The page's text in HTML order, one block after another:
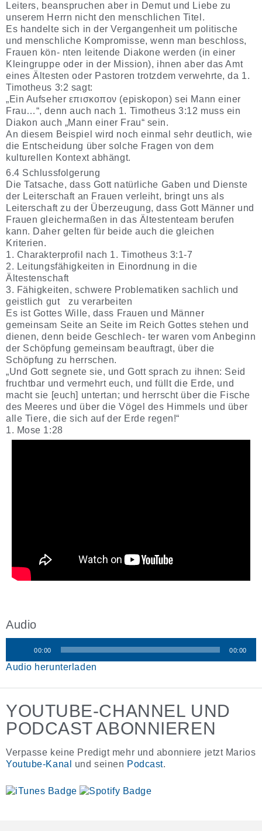
Leiters, beanspruchen aber in Demut und Liebe zu
unserem Herrn nicht den menschlichen Titel.
Es handelte sich in der Vergangenheit um politische
und menschliche Kompromisse, wenn man beschloss,
Frauen kön- nten leitende Diakone werden (in einer
Kleingruppe oder in der Mission), ihnen aber das Amt
eines Ältesten oder Pastoren trotzdem verwehrte, da 1.
Timotheus 3:2 sagt:
„Ein Aufseher επισκοπον (episkopon) sei Mann einer
Frau…“, denn auch nach 1. Timotheus 3:12 muss ein
Diakon auch „Mann einer Frau“ sein.
An diesem Beispiel wird noch einmal sehr deutlich, wie
die Entscheidung über solche Fragen von dem
kulturellen Kontext abhängt.
6.4 Schlussfolgerung
Die Tatsache, dass Gott natürliche Gaben und Dienste
der Leiterschaft an Frauen verleiht, bringt uns als
Leiterschaft zu der Überzeugung, dass Gott Männer und
Frauen gleichermaßen in das Ältestenteam berufen
kann. Daher gelten für beide auch die gleichen
Kriterien.
1. Charakterprofil nach 1. Timotheus 3:1-7
2. Leitungsfähigkeiten in Einordnung in die
Ältestenschaft
3. Fähigkeiten, schwere Problematiken sachlich und
geistlich gut zu verarbeiten
Es ist Gottes Wille, dass Frauen und Männer
gemeinsam Seite an Seite im Reich Gottes stehen und
dienen, denn beide Geschlech- ter waren vom Anbeginn
der Schöpfung gemeinsam beauftragt, über die
Schöpfung zu herrschen.
„Und Gott segnete sie, und Gott sprach zu ihnen: Seid
fruchtbar und vermehrt euch, und füllt die Erde, und
macht sie [euch] untertan; und herrscht über die Fische
des Meeres und über die Vögel des Himmels und über
alle Tiere, die sich auf der Erde regen!“
1. Mose 1:28
Audio
Audio-
00:00 00:00
Audio herunterladen
YOUTUBE-CHANNEL UND
PODCAST ABONNIEREN
Verpasse keine Predigt mehr und abonniere jetzt Marios
Youtube-Kanal
und seinen Podcast.